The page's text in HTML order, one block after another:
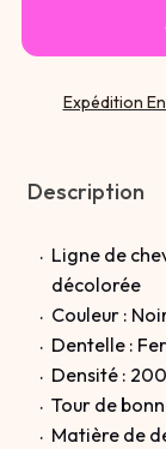
Expédition
Description
Ligne de
décolorée
Couleur :
Dentelle :
Densité :
Tour de
Matière de